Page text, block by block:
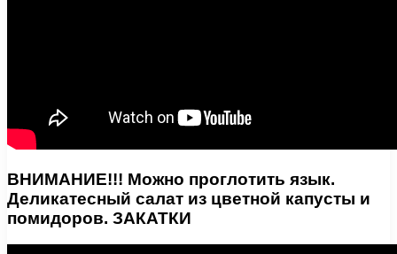
ВНИМАНИЕ!!! Можно проглотить язык.
Деликатесный салат из цветной капусты и
помидоров. ЗАКАТКИ